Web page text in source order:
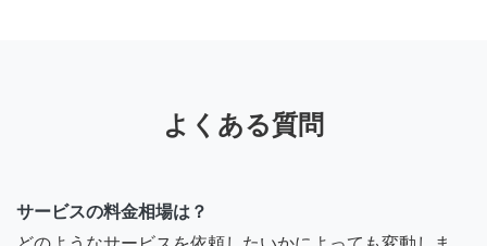
よくある質問
サービスの料金相場は？